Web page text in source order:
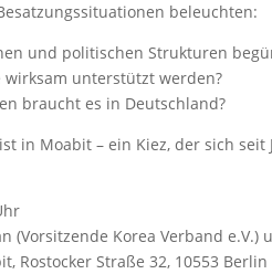
beleuchten:
und politischen Strukturen
wirksam unterstützt werden?
braucht es in Deutschland?
in Moabit – ein Kiez, der sich
(Vorsitzende Korea Verband
Rostocker Straße 32, 10553 Berlin